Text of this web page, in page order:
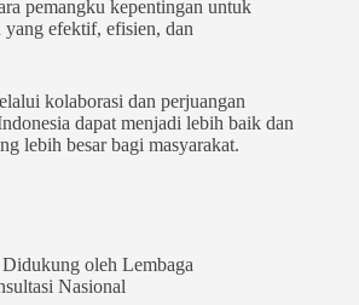
pemangku kepentingan untuk
yang efektif, efisien, dan
kolaborasi dan perjuangan
dapat menjadi lebih baik dan
lebih besar bagi masyarakat.
oleh Lembaga
Nasional